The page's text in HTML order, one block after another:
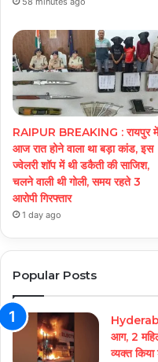
RAIPUR BREAKING : रायपुर में
आज रात होने वाला था बड़ा कांड, इस
ज्वेलरी शॉप में थी डकैती की साजिश,
चलने वाली थी गोली, समय रहते 3
आरोपी गिरफ्तार
1 day ago
Popular Posts
आग, 2
व्यक्त